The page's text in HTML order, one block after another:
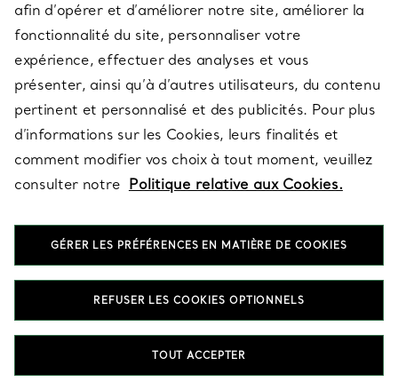
Dernières nouveautés Tiffany
ADRESSE E-MAIL INSCRIPTION
afin d’opérer et d’améliorer notre site, améliorer la
fonctionnalité du site, personnaliser votre
expérience, effectuer des analyses et vous
présenter, ainsi qu’à d’autres utilisateurs, du contenu
pertinent et personnalisé et des publicités. Pour plus
d’informations sur les Cookies, leurs finalités et
comment modifier vos choix à tout moment, veuillez
consulter notre Politique relative aux Cookies.
GÉRER LES PRÉFÉRENCES EN MATIÈRE DE COOKIES
REFUSER LES COOKIES OPTIONNELS
TOUT ACCEPTER